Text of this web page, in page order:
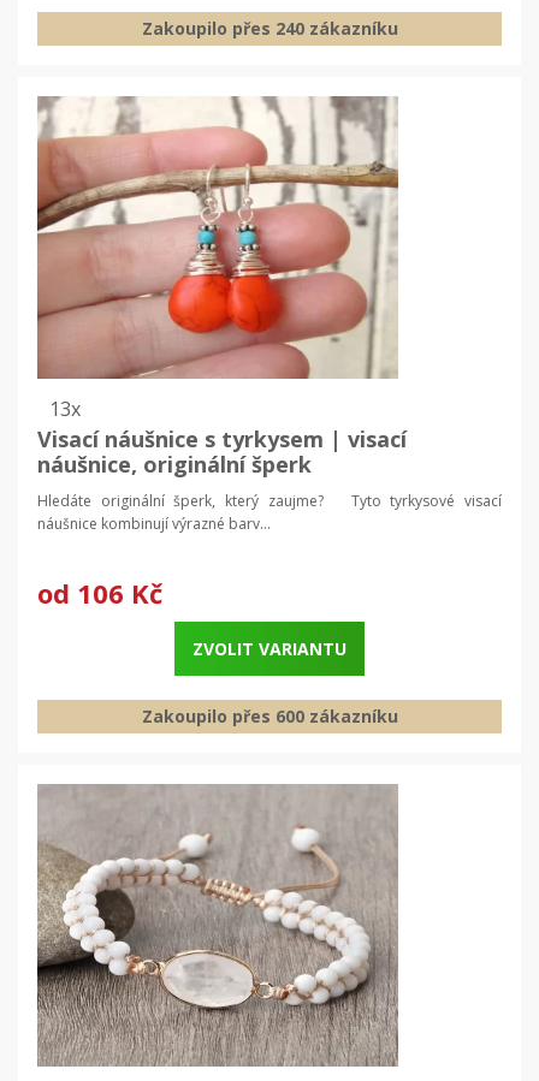
Zakoupilo přes 240 zákazníku
13x
Visací náušnice s tyrkysem | visací
náušnice, originální šperk
Hledáte originální šperk, který zaujme? Tyto tyrkysové visací
náušnice kombinují výrazné barv...
od 106 Kč
ZVOLIT VARIANTU
Zakoupilo přes 600 zákazníku